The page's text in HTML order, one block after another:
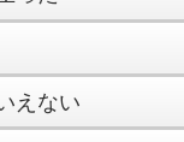
えない